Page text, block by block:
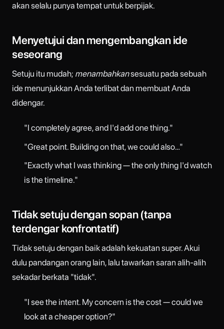
akan selalu punya tempat untuk berpijak.
Menyetujui dan mengembangkan ide
seseorang
Setuju itu mudah; menambahkansesuatu pada sebuah
ide menunjukkan Anda terlibat dan membuat Anda
didengar.
"I completely agree, and I'd add one thing."
"Great point. Building on that, we could also…"
"Exactly what I was thinking — the only thing I'd watch
is the timeline."
Tidak setuju dengan sopan (tanpa
terdengar konfrontatif)
Tidak setuju dengan baik adalah kekuatan super. Akui
dulu pandangan orang lain, lalu tawarkan saran alih-alih
sekadar berkata "tidak".
"I see the intent. My concern is the cost — could we
look at a cheaper option?"